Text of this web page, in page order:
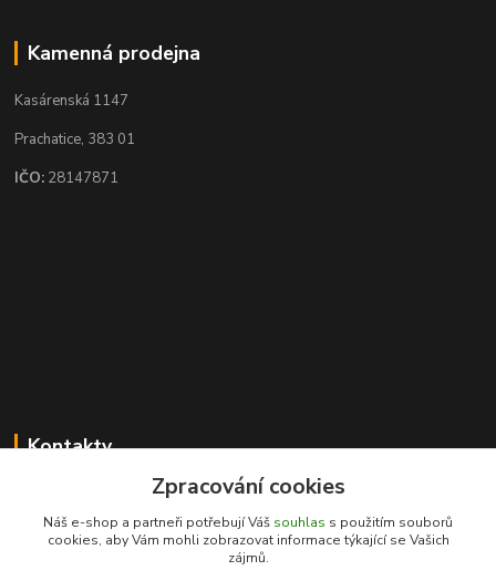
Kamenná prodejna
Kasárenská 1147
Prachatice, 383 01
IČO: 28147871
Kontakty
Karel Novotný
+420 731 441 901
(Po-Pá 8-17hod, So 8.30-11.30)
Zpracování cookies
Náš e-shop a partneři potřebují Váš souhlas s použitím souborů
cookies, aby Vám mohli zobrazovat informace týkající se Vašich
zájmů.